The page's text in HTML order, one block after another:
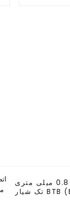
اتصال زن 0.8 میلی متری
تک شیار BTB (BS080SA-